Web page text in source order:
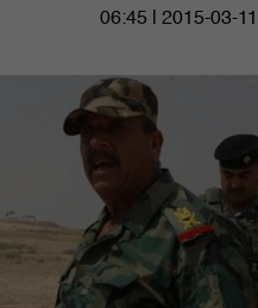
06:45 | 2015-03-11